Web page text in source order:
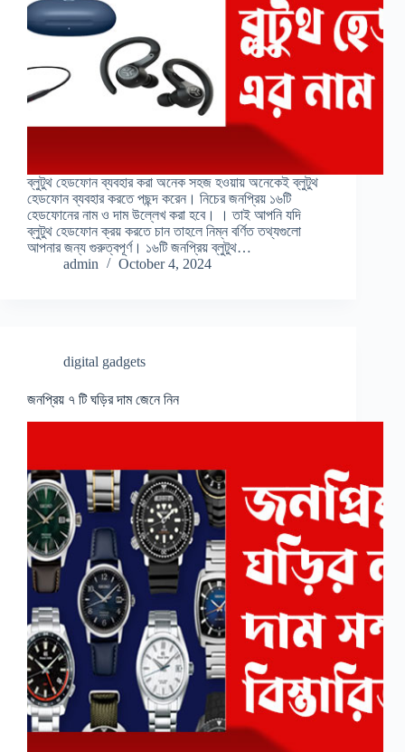
ব্লুটুথ হেডফোন ব্যবহার করা অনেক সহজ হওয়ায় অনেকেই ব্লুটুথ
হেডফোন ব্যবহার করতে পছন্দ করেন। নিচের জনপ্রিয় ১৬টি
হেডফোনের নাম ও দাম উল্লেখ করা হবে। । তাই আপনি যদি
ব্লুটুথ হেডফোন ক্রয় করতে চান তাহলে নিম্ন বর্ণিত তথ্যগুলো
আপনার জন্য গুরুত্বপূর্ণ। ১৬টি জনপ্রিয় ব্লুটুথ…
admin
October 4, 2024
digital gadgets
জনপ্রিয় ৭ টি ঘড়ির দাম জেনে নিন